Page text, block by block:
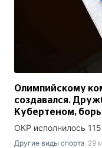
Олимпийскому
создавался.
Кубертеном,
ОКР исполнилось 115
Другие виды спорта 29